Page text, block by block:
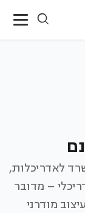
לאדריכלות,
– מדובר
מודרני